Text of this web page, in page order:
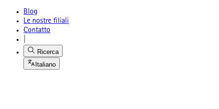
Blog
Le nostre filiali
Contatto
Ricerca
Italiano